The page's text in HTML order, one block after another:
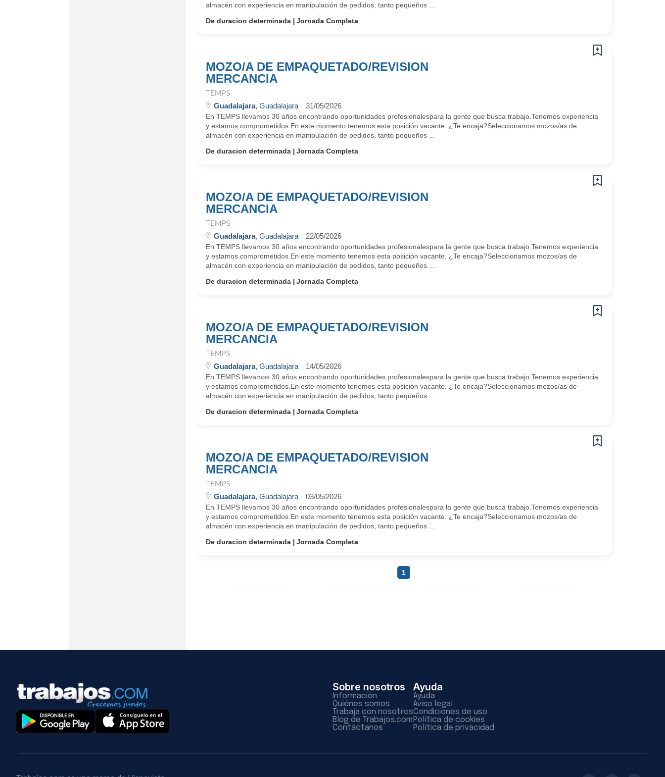
almacén con experiencia en manipulación de pedidos, tanto pequeños ...
De duracion determinada
Jornada Completa
MOZO/A DE EMPAQUETADO/REVISION
MERCANCIA
TEMPS
Guadalajara, Guadalajara 31/05/2026
En TEMPS llevamos 30 años encontrando oportunidades profesionalespara la gente que busca trabajo.Tenemos experiencia
y estamos comprometidos.En este momento tenemos esta posición vacante. ¿Te encaja?Seleccionamos mozos/as de
almacén con experiencia en manipulación de pedidos, tanto pequeños ...
De duracion determinada
Jornada Completa
MOZO/A DE EMPAQUETADO/REVISION
MERCANCIA
TEMPS
Guadalajara, Guadalajara 22/05/2026
En TEMPS llevamos 30 años encontrando oportunidades profesionalespara la gente que busca trabajo.Tenemos experiencia
y estamos comprometidos.En este momento tenemos esta posición vacante. ¿Te encaja?Seleccionamos mozos/as de
almacén con experiencia en manipulación de pedidos, tanto pequeños ...
De duracion determinada
Jornada Completa
MOZO/A DE EMPAQUETADO/REVISION
MERCANCIA
TEMPS
Guadalajara, Guadalajara 14/05/2026
En TEMPS llevamos 30 años encontrando oportunidades profesionalespara la gente que busca trabajo.Tenemos experiencia
y estamos comprometidos.En este momento tenemos esta posición vacante. ¿Te encaja?Seleccionamos mozos/as de
almacén con experiencia en manipulación de pedidos, tanto pequeños ...
De duracion determinada
Jornada Completa
MOZO/A DE EMPAQUETADO/REVISION
MERCANCIA
TEMPS
Guadalajara, Guadalajara 03/05/2026
En TEMPS llevamos 30 años encontrando oportunidades profesionalespara la gente que busca trabajo.Tenemos experiencia
y estamos comprometidos.En este momento tenemos esta posición vacante. ¿Te encaja?Seleccionamos mozos/as de
almacén con experiencia en manipulación de pedidos, tanto pequeños ...
De duracion determinada
Jornada Completa
1
Sobre nosotros
Información
Quiénes somos
Trabaja con nosotros
Blog de Trabajos.com
Contáctanos
Ayuda
Ayuda
Aviso legal
Condiciones de uso
Política de cookies
Política de privacidad